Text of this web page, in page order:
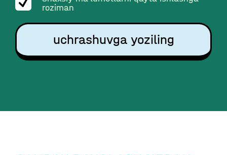
roziman
uchrashuvga yoziling